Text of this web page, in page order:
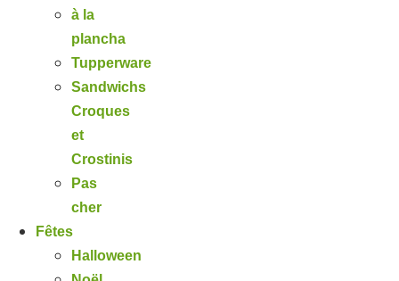
à la
plancha
Tupperware
Sandwichs
Croques
et
Crostinis
Pas
cher
Fêtes
Halloween